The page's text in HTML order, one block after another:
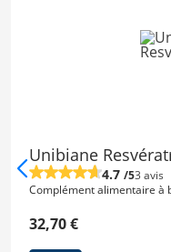
Unibiane
4.7 /53 avis
Complément alimentaire à
32,70 €